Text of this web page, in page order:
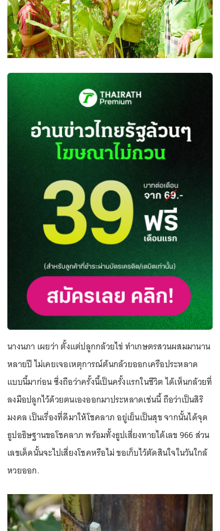
นางนภา เผยว่า ตั้งแต่ปลูกกล้วยไข่ ทำเกษตรสวนผสมมานาน
หลายปี ไม่เคยเจอเหตุการณ์ต้นกล้วยออกเครือประหลาด
แบบนี้มาก่อน ซึ่งถือว่าครั้งนี้เป็นครั้งแรกในชีวิต ได้เห็นกล้วยที่
ลงมือปลูกไว้ด้วยตนเองออกมาประหลาดเช่นนี้ ถือว่าเป็นสิริ
มงคล เป็นเรื่องที่ดีมาให้โชคลาภ อยู่เย็นเป็นสุข จากนั้นได้จุด
ธูปอธิษฐานขอโชคลาภ พร้อมทั้งธูปเสี่ยงทายได้เลข 966 ส่วน
เลขเด็ดนั้นจะไปเสี่ยงโชคหรือไม่ ขอเก็บไว้ตัดสินใจในวันใกล้
หวยออก.